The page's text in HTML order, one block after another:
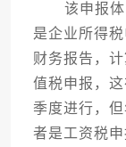
该申报体
是企业所得
财务报告，
值税申报，
季度进行，
者是工资税